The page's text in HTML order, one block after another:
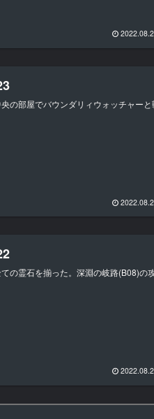
の部屋でバウンダリィウォッチャーと
の霊石を揃った。深淵の岐路(B08)の